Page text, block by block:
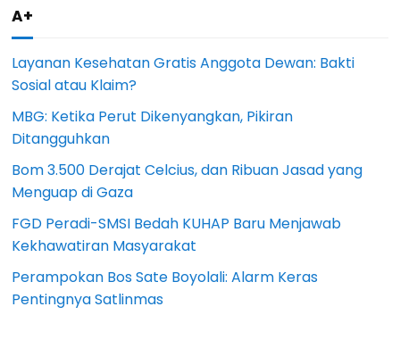
A+
Layanan Kesehatan Gratis Anggota Dewan: Bakti
Sosial atau Klaim?
MBG: Ketika Perut Dikenyangkan, Pikiran
Ditangguhkan
Bom 3.500 Derajat Celcius, dan Ribuan Jasad yang
Menguap di Gaza
FGD Peradi-SMSI Bedah KUHAP Baru Menjawab
Kekhawatiran Masyarakat
Perampokan Bos Sate Boyolali: Alarm Keras
Pentingnya Satlinmas